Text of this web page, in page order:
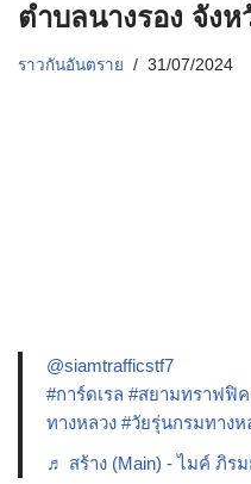
ตำบลนางรอง จัง
ราวกันอันตราย 31/07/2024
@siamtrafficstf7
#การ์ดเรล #สยามทราฟฟิค
ทางหลวง #วัยรุ่นกรมทาง
♬ สร้าง (Main) - ไมค์ ภิร